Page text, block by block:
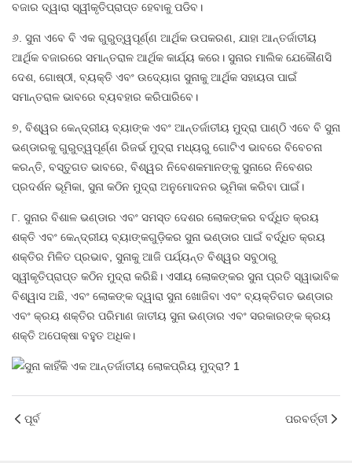
ବଜାର ଦ୍ୱାରା ସ୍ୱୀକୃତିପ୍ରାପ୍ତ ହେବାକୁ ପଡିବ।
୬. ସୁନା ଏବେ ବି ଏକ ଗୁରୁତ୍ୱପୂର୍ଣ୍ଣ ଆର୍ଥିକ ଉପକରଣ, ଯାହା ଆନ୍ତର୍ଜାତୀୟ
ଆର୍ଥିକ ବଜାରରେ ସମାନ୍ତରାଳ ଆର୍ଥିକ କାର୍ଯ୍ୟ କରେ। ସୁନାର ମାଲିକ ଯେକୌଣସି
ଦେଶ, ଗୋଷ୍ଠୀ, ବ୍ୟକ୍ତି ଏବଂ ଉଦ୍ୟୋଗ ସୁନାକୁ ଆର୍ଥିକ ସହାୟତା ପାଇଁ
ସମାନ୍ତରାଳ ଭାବରେ ବ୍ୟବହାର କରିପାରିବେ।
୭, ବିଶ୍ୱର କେନ୍ଦ୍ରୀୟ ବ୍ୟାଙ୍କ ଏବଂ ଆନ୍ତର୍ଜାତୀୟ ମୁଦ୍ରା ପାଣ୍ଠି ଏବେ ବି ସୁନା
ଭଣ୍ଡାରକୁ ଗୁରୁତ୍ୱପୂର୍ଣ୍ଣ ରିଜର୍ଭ ମୁଦ୍ରା ମଧ୍ୟରୁ ଗୋଟିଏ ଭାବରେ ବିବେଚନା
କରନ୍ତି, ବସ୍ତୁଗତ ଭାବରେ, ବିଶ୍ୱର ନିବେଶକମାନଙ୍କୁ ସୁନାରେ ନିବେଶର
ପ୍ରଦର୍ଶନ ଭୂମିକା, ସୁନା କଠିନ ମୁଦ୍ରା ଅନୁମୋଦନର ଭୂମିକା କରିବା ପାଇଁ।
୮. ସୁନାର ବିଶାଳ ଭଣ୍ଡାର ଏବଂ ସମସ୍ତ ଦେଶର ଲୋକଙ୍କର ବର୍ଦ୍ଧିତ କ୍ରୟ
ଶକ୍ତି ଏବଂ କେନ୍ଦ୍ରୀୟ ବ୍ୟାଙ୍କଗୁଡ଼ିକର ସୁନା ଭଣ୍ଡାର ପାଇଁ ବର୍ଦ୍ଧିତ କ୍ରୟ
ଶକ୍ତିର ମିଳିତ ପ୍ରଭାବ, ସୁନାକୁ ଆଜି ପର୍ଯ୍ୟନ୍ତ ବିଶ୍ୱର ସବୁଠାରୁ
ସ୍ୱୀକୃତିପ୍ରାପ୍ତ କଠିନ ମୁଦ୍ରା କରିଛି। ଏସୀୟ ଲୋକଙ୍କର ସୁନା ପ୍ରତି ସ୍ୱାଭାବିକ
ବିଶ୍ୱାସ ଅଛି, ଏବଂ ଲୋକଙ୍କ ଦ୍ୱାରା ସୁନା ଖୋଜିବା ଏବଂ ବ୍ୟକ୍ତିଗତ ଭଣ୍ଡାର
ଏବଂ କ୍ରୟ ଶକ୍ତିର ପରିମାଣ ଜାତୀୟ ସୁନା ଭଣ୍ଡାର ଏବଂ ସରକାରଙ୍କ କ୍ରୟ
ଶକ୍ତି ଅପେକ୍ଷା ବହୁତ ଅଧିକ।
ପୂର୍ବ ପରବର୍ତ୍ତୀ